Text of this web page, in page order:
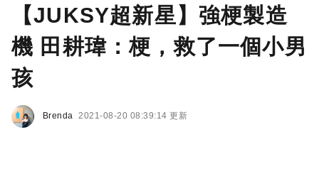
【JUKSY超新星】強梗製造
機 田耕瑋：梗，救了一個小男
孩
Brenda 2021-08-20 08:39:14 更新